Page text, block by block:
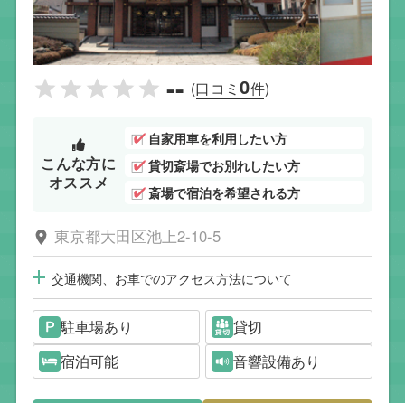
-- (口コミ0件)
こんな方に
オススメ
自家用車を利用したい方
貸切斎場でお別れしたい方
斎場で宿泊を希望される方
東京都大田区池上2-10-5
交通機関、お車でのアクセス方法について
駐車場あり
貸切
宿泊可能
音響設備あり